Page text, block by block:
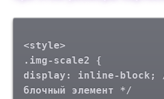
<style>
.img-scale2 {
display: inline-block; /
блочный элемент */